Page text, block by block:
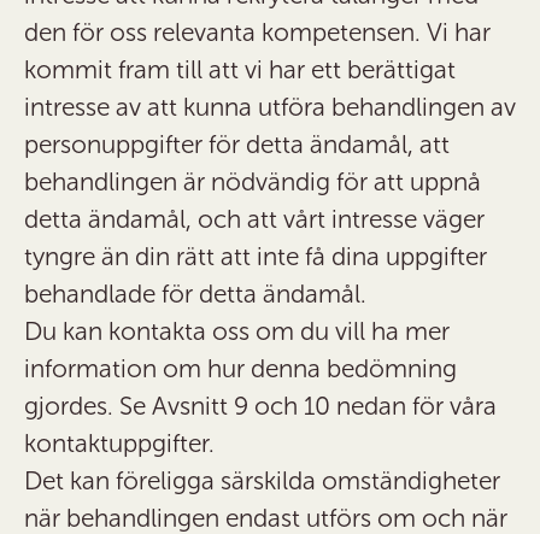
den för oss relevanta kompetensen. Vi har
kommit fram till att vi har ett berättigat
intresse av att kunna utföra behandlingen av
personuppgifter för detta ändamål, att
behandlingen är nödvändig för att uppnå
detta ändamål, och att vårt intresse väger
tyngre än din rätt att inte få dina uppgifter
behandlade för detta ändamål.
Du kan kontakta oss om du vill ha mer
information om hur denna bedömning
gjordes. Se Avsnitt 9 och 10 nedan för våra
kontaktuppgifter.
Det kan föreligga särskilda omständigheter
när behandlingen endast utförs om och när